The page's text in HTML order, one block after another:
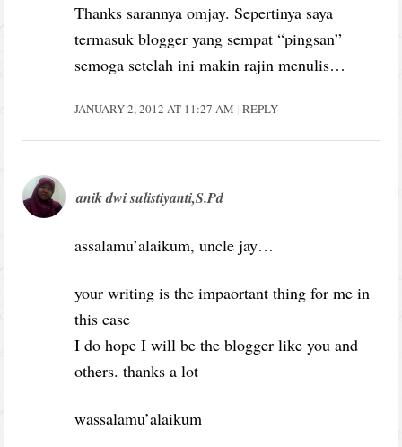
Thanks sarannya omjay. Sepertinya saya
termasuk blogger yang sempat “pingsan”
semoga setelah ini makin rajin menulis…
JANUARY 2, 2012 AT 11:27 AM REPLY
anik dwi sulistiyanti,S.Pd
assalamu’alaikum, uncle jay…
your writing is the impaortant thing for me in
this case
I do hope I will be the blogger like you and
others. thanks a lot
wassalamu’alaikum